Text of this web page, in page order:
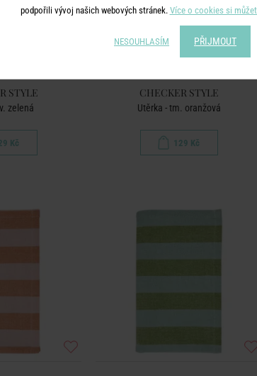
STYLE
zelená
Kč
CHECKER STYLE
Utěrka - tm. oranžová
129 Kč
podpořili vývoj našich webových stránek. Více o cookies si
NESOUHLASÍM PŘIJMOUT